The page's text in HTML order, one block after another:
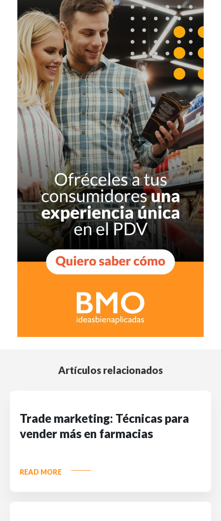
Artículos relacionados
Trade marketing: Técnicas para
vender más en farmacias
READ MORE